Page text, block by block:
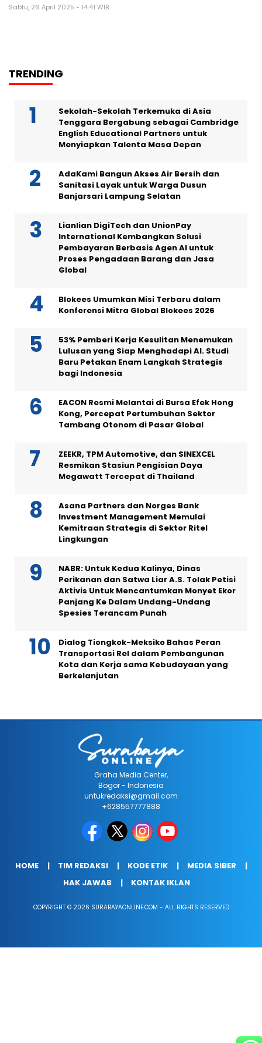
Sabtu, 26 April 2025 - 14:41 WIB
TRENDING
Sekolah-Sekolah Terkemuka di Asia
Tenggara Bergabung sebagai Cambridge
English Educational Partners untuk
Menyiapkan Talenta Masa Depan
AdaKami Bangun Akses Air Bersih dan
Sanitasi Layak untuk Warga Dusun
Banjarsari Lampung Selatan
Lianlian DigiTech dan UnionPay
International Kembangkan Solusi
Pembayaran Berbasis Agen AI untuk
Proses Pengadaan Barang dan Jasa
Global
Blokees Umumkan Misi Terbaru dalam
Konferensi Mitra Global Blokees 2026
53% Pemberi Kerja Kesulitan Menemukan
Lulusan yang Siap Menghadapi AI. Studi
Baru Petakan Enam Langkah Strategis
bagi Indonesia
EACON Resmi Melantai di Bursa Efek Hong
Kong, Percepat Pertumbuhan Sektor
Tambang Otonom di Pasar Global
ZEEKR, TPM Automotive, dan SINEXCEL
Resmikan Stasiun Pengisian Daya
Megawatt Tercepat di Thailand
Asana Partners dan Norges Bank
Investment Management Memulai
Kemitraan Strategis di Sektor Ritel
Lingkungan
NABR: Untuk Kedua Kalinya, Dinas
Perikanan dan Satwa Liar A.S. Tolak Petisi
Aktivis Untuk Mencantumkan Monyet Ekor
Panjang Ke Dalam Undang-Undang
Spesies Terancam Punah
Dialog Tiongkok-Meksiko Bahas Peran
Transportasi Rel dalam Pembangunan
Kota dan Kerja sama Kebudayaan yang
Berkelanjutan
Graha Media Center,
Bogor - Indonesia
untukredaksi@gmail.com
+628557777888
HOME TIM REDAKSI KODE ETIK
MEDIA SIBER
HAK JAWAB
KONTAK IKLAN
COPYRIGHT © 2026 SURABAYAONLINE.COM - ALL RIGHTS RESERVED